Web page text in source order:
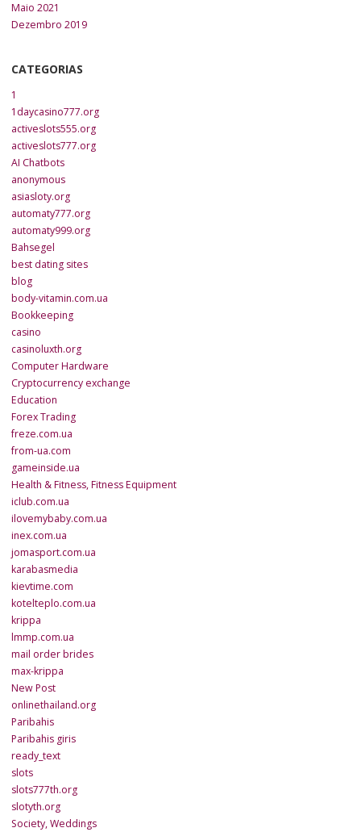
Maio 2021
Dezembro 2019
CATEGORIAS
1
1daycasino777.org
activeslots555.org
activeslots777.org
AI Chatbots
anonymous
asiasloty.org
automaty777.org
automaty999.org
Bahsegel
best dating sites
blog
body-vitamin.com.ua
Bookkeeping
casino
casinoluxth.org
Computer Hardware
Cryptocurrency exchange
Education
Forex Trading
freze.com.ua
from-ua.com
gameinside.ua
Health & Fitness, Fitness Equipment
iclub.com.ua
ilovemybaby.com.ua
inex.com.ua
jomasport.com.ua
karabasmedia
kievtime.com
kotelteplo.com.ua
krippa
lmmp.com.ua
mail order brides
max-krippa
New Post
onlinethailand.org
Paribahis
Paribahis giris
ready_text
slots
slots777th.org
slotyth.org
Society, Weddings